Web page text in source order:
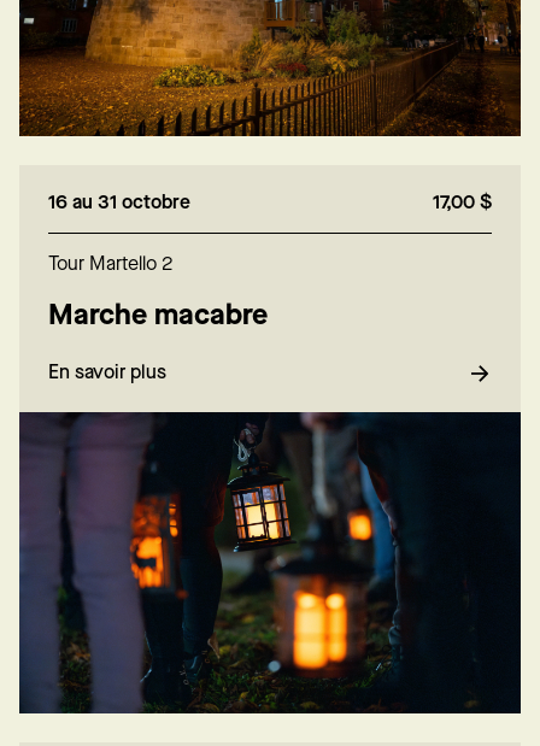
16 au 31 octobre 17,00 $
Tour Martello 2
Marche macabre
En savoir plus